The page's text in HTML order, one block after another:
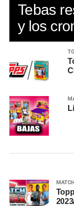
Tebas
y los